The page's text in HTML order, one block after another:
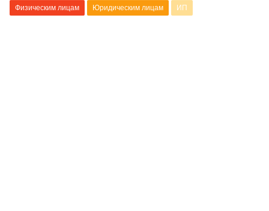
Физическим лицам Юридическим лицам ИП